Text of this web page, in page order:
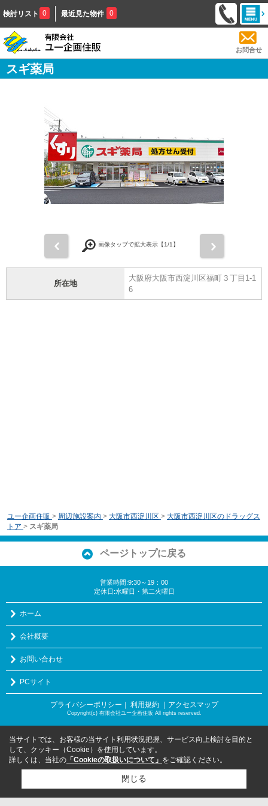
検討リスト 0 最近見た物件 0
お問合せ
スギ薬局
画像タップで拡大表示【1/1】
所在地
大阪府大阪市西淀川区福町３丁目1-1
6
ユー企画住販 > 周辺施設案内 > 大阪市西淀川区 > 大阪市西淀川区のドラッグス
トア > スギ薬局
ページトップに戻る
営業時間:9:30～19：00
定休日:水曜日・第二火曜日
ホーム
会社概要
お問い合わせ
PCサイト
プライバシーポリシー ｜ 利用規約 ｜アクセスマップ
Copyright(c) 有限会社ユー企画住販 All rights reserved.
当サイトでは、お客様の当サイト利用状況把握、サービス向上検討を目的と
して、クッキー（Cookie）を使用しています。
詳しくは、当社の 「Cookieの取扱いについて」 をご確認ください。
閉じる